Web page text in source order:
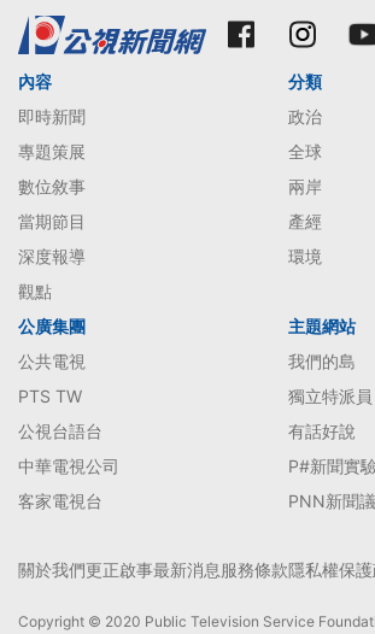
內容
即時新聞
專題策展
數位敘事
當期節目
深度報導
觀點
分類
政治
全球
兩岸
產經
環境
公廣集團
公共電視
PTS TW
公視台語台
中華電視公司
客家電視台
主題網站
我們的島
獨立特派員
有話好說
P#新聞實
PNN新聞
關於我們更正啟事最新消息服務條款隱私權保
Copyright © 2020 Public Television Service